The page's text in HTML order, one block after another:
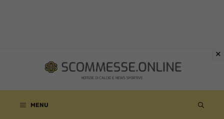
contenuto
MENU